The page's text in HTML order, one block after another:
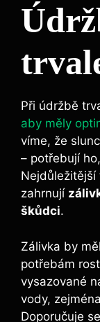
Při údržbě
aby měly
víme, že
– potřebují
zahrnují
škůdci.
Zálivka by
potřebám
vysazované
vody,
Doporučuje